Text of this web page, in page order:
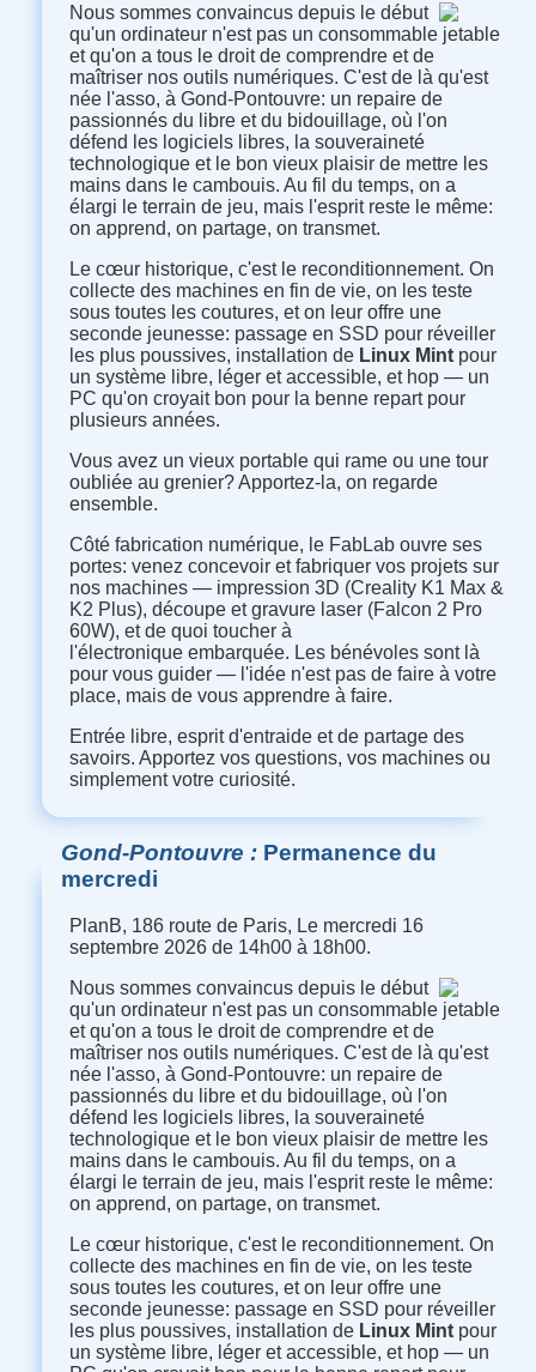
Nous sommes convaincus depuis le début
qu'un ordinateur n'est pas un consommable jetable
et qu'on a tous le droit de comprendre et de
maîtriser nos outils numériques. C'est de là qu'est
née l'asso, à Gond-Pontouvre: un repaire de
passionnés du libre et du bidouillage, où l'on
défend les logiciels libres, la souveraineté
technologique et le bon vieux plaisir de mettre les
mains dans le cambouis. Au fil du temps, on a
élargi le terrain de jeu, mais l'esprit reste le même:
on apprend, on partage, on transmet.
Le cœur historique, c'est le reconditionnement. On
collecte des machines en fin de vie, on les teste
sous toutes les coutures, et on leur offre une
seconde jeunesse: passage en SSD pour réveiller
les plus poussives, installation de Linux Mintpour
un système libre, léger et accessible, et hop — un
PC qu'on croyait bon pour la benne repart pour
plusieurs années.
Vous avez un vieux portable qui rame ou une tour
oubliée au grenier? Apportez-la, on regarde
ensemble.
Côté fabrication numérique, le FabLab ouvre ses
portes: venez concevoir et fabriquer vos projets sur
nos machines — impression 3D (Creality K1 Max &
K2 Plus), découpe et gravure laser (Falcon 2 Pro
60W), et de quoi toucher à
l'électronique embarquée. Les bénévoles sont là
pour vous guider — l'idée n'est pas de faire à votre
place, mais de vous apprendre à faire.
Entrée libre, esprit d'entraide et de partage des
savoirs. Apportez vos questions, vos machines ou
simplement votre curiosité.
Gond-Pontouvre Permanence du
mercredi
PlanB, 186 route de Paris, Le mercredi 16
septembre 2026 de 14h00 à 18h00.
Nous sommes convaincus depuis le début
qu'un ordinateur n'est pas un consommable jetable
et qu'on a tous le droit de comprendre et de
maîtriser nos outils numériques. C'est de là qu'est
née l'asso, à Gond-Pontouvre: un repaire de
passionnés du libre et du bidouillage, où l'on
défend les logiciels libres, la souveraineté
technologique et le bon vieux plaisir de mettre les
mains dans le cambouis. Au fil du temps, on a
élargi le terrain de jeu, mais l'esprit reste le même:
on apprend, on partage, on transmet.
Le cœur historique, c'est le reconditionnement. On
collecte des machines en fin de vie, on les teste
sous toutes les coutures, et on leur offre une
seconde jeunesse: passage en SSD pour réveiller
les plus poussives, installation de Linux Mintpour
un système libre, léger et accessible, et hop — un